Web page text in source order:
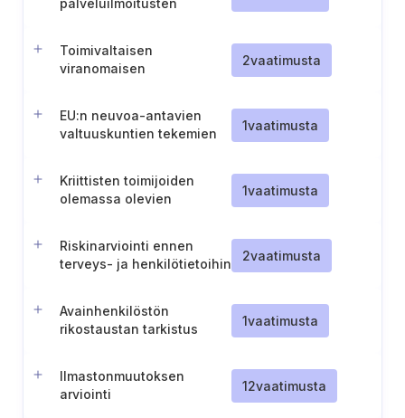
palveluilmoitusten
Toimivaltaisen
viranomaisen
2vaatimusta
EU:n neuvoa-antavien
valtuuskuntien tekemien
1vaatimusta
Kriittisten toimijoiden
olemassa olevien
1vaatimusta
Riskinarviointi ennen
terveys- ja henkilötietoihin
2vaatimusta
Avainhenkilöstön
rikostaustan tarkistus
1vaatimusta
Ilmastonmuutoksen
arviointi
12vaatimusta